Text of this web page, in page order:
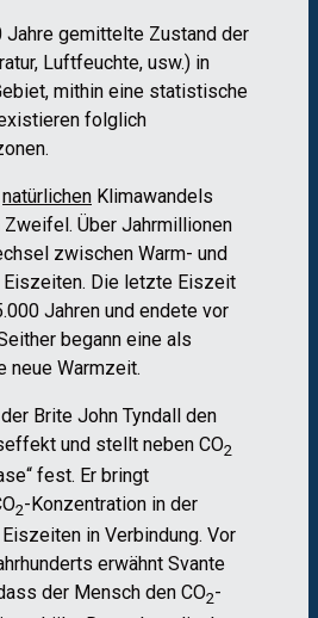
Jahre gemittelte Zustand der
Luftfeuchte, usw.) in
mithin eine statistische
folglich
natürlichen Klimawandels
Über Jahrmillionen
zwischen Warm- und
Die letzte Eiszeit
Jahren und endete vor
begann eine als
neue Warmzeit.
Brite John Tyndall den
und stellt neben CO2
fest. Er bringt
2-Konzentration in der
in Verbindung. Vor
erwähnt Svante
der Mensch den CO2-